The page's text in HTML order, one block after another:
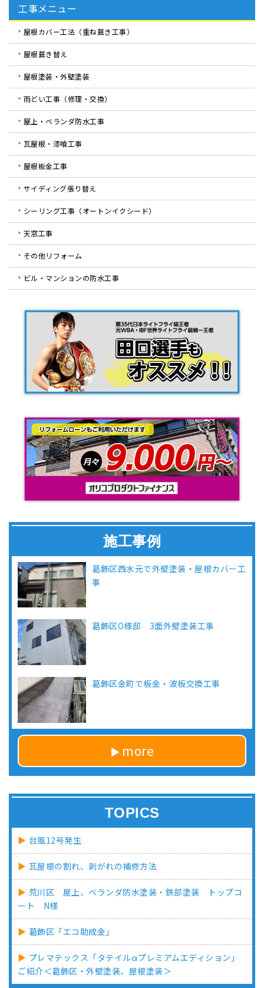
工事メニュー
屋根カバー工法（重ね葺き工事）
屋根葺き替え
屋根塗装・外壁塗装
雨どい工事（修理・交換）
屋上・ベランダ防水工事
瓦屋根・漆喰工事
屋根板金工事
サイディング張り替え
シーリング工事（オートンイクシード）
天窓工事
その他リフォーム
ビル・マンションの防水工事
施工事例
葛飾区西水元で外壁塗装・屋根カバー工
事
葛飾区O様邸 3面外壁塗装工事
葛飾区金町で板金・波板交換工事
more
TOPICS
台風12号発生
瓦屋根の割れ、剥がれの補修方法
荒川区 屋上、ベランダ防水塗装・鉄部塗装 トップコ
ート N様
葛飾区「エコ助成金」
プレマテックス「タテイルαプレミアムエディション」
ご紹介＜葛飾区・外壁塗装、屋根塗装＞